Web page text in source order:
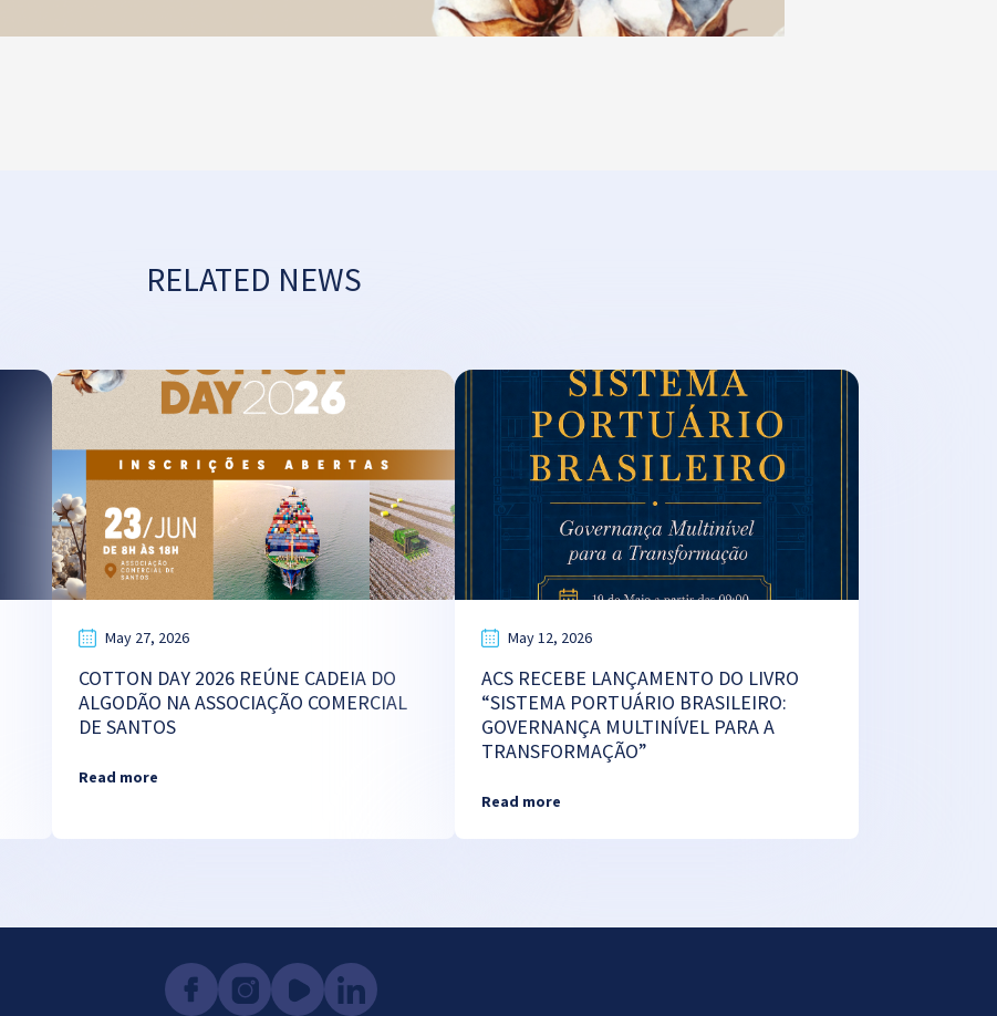
RELATED NEWS
May 27, 2026
COTTON DAY 2026 REÚNE CADEIA DO
ALGODÃO NA ASSOCIAÇÃO COMERCIAL
DE SANTOS
Read more
May 12, 2026
ACS RECEBE LANÇAMENTO DO LIVRO
“SISTEMA PORTUÁRIO BRASILEIRO:
GOVERNANÇA MULTINÍVEL PARA A
TRANSFORMAÇÃO”
Read more